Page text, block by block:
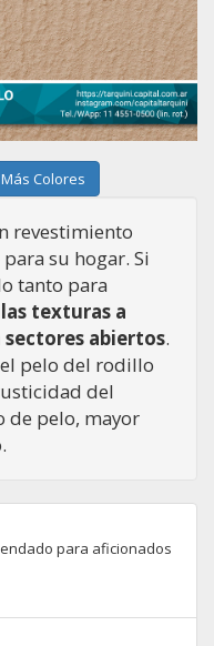
Colores
revestimiento
su hogar. Si
tanto para
las texturas a
abiertos.
pelo del rodillo
del
de pelo, mayor
para aficionados